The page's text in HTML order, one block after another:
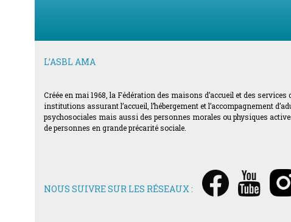
L’ASBL AMA
Créée en mai 1968, la Fédération des maisons d’accueil et des
institutions assurant l’accueil, l’hébergement et l’accompagnement
psychosociales mais aussi des personnes morales ou physiques
de personnes en grande précarité sociale.
NOUS SUIVRE SUR LES RÉSEAUX :